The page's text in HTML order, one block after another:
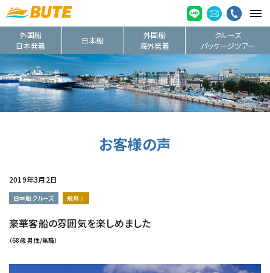
外国船
日本発着
日本船
外国船
海外発着
クルーズ
パッケージツアー
お客様の声
2019年3月2日
日本船クルーズ 飛鳥Ⅱ
豪華客船の雰囲気を楽しめました
（68歳 男性/無職）